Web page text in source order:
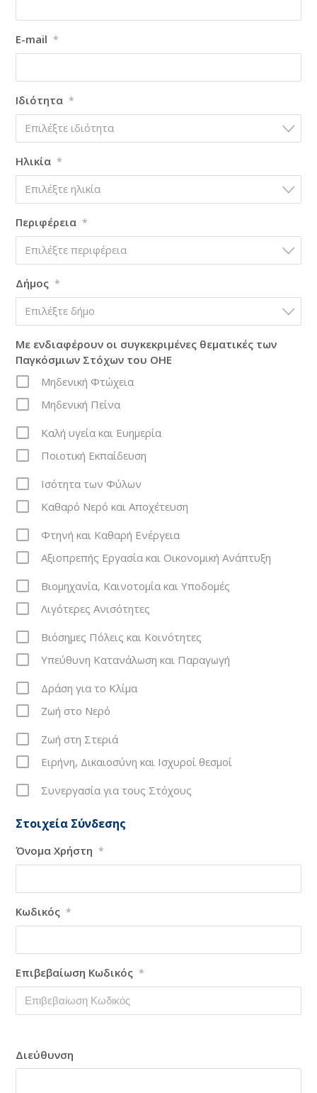
E-mail *
Ιδιότητα *
Επιλέξτε ιδιότητα
Ηλικία *
Επιλέξτε ηλικία
Περιφέρεια *
Επιλέξτε περιφέρεια
Δήμος *
Επιλέξτε δήμο
Με ενδιαφέρουν οι συγκεκριμένες θεματικές των
Παγκόσμιων Στόχων του ΟΗΕ
Μηδενική Φτώχεια
Μηδενική Πείνα
Καλή υγεία και Ευημερία
Ποιοτική Εκπαίδευση
Ισότητα των Φύλων
Καθαρό Νερό και Αποχέτευση
Φτηνή και Καθαρή Ενέργεια
Αξιοπρεπής Εργασία και Οικονομική Ανάπτυξη
Βιομηχανία, Καινοτομία και Υποδομές
Λιγότερες Ανισότητες
Βιόσημες Πόλεις και Κοινότητες
Υπεύθυνη Κατανάλωση και Παραγωγή
Δράση για το Κλίμα
Ζωή στο Νερό
Ζωή στη Στεριά
Ειρήνη, Δικαιοσύνη και Ισχυροί θεσμοί
Συνεργασία για τους Στόχους
Στοιχεία Σύνδεσης
Όνομα Χρήστη *
Κωδικός *
Επιβεβαίωση Κωδικός *
Διεύθυνση